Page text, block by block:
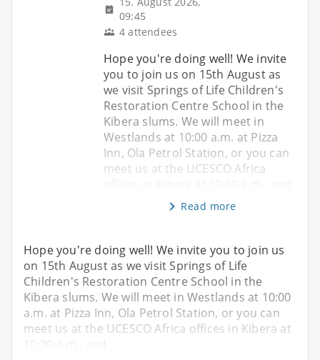
09:45
4 attendees
Hope you're doing well! We invite
you to join us on 15th August as
we visit Springs of Life Children's
Restoration Centre School in the
Kibera slums. We will meet in
Westlands at 10:00 a.m. at Pizza
Inn, Ola Petrol Station, or you can
meet us at the UCESCO Africa
Read more
Hope you're doing well! We invite you to join us
on 15th August as we visit Springs of Life
Children's Restoration Centre School in the
Kibera slums. We will meet in Westlands at 10:00
a.m. at Pizza Inn, Ola Petrol Station, or you can
meet us at the UCESCO Africa offices in Kibera at